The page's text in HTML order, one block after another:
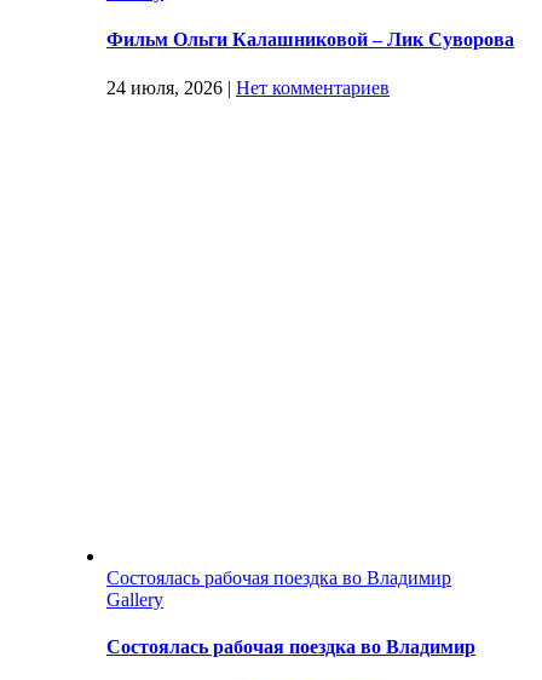
Фильм Ольги Калашниковой – Лик Суворова
24 июля, 2026 | Нет комментариев
Состоялась рабочая поездка во Владимир
Gallery
Состоялась рабочая поездка во Владимир